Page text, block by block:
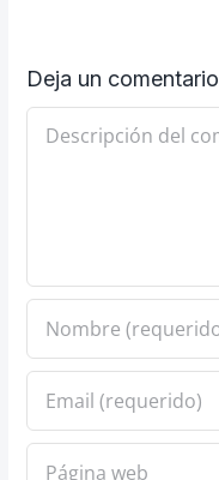
Deja un comentario
Comentario